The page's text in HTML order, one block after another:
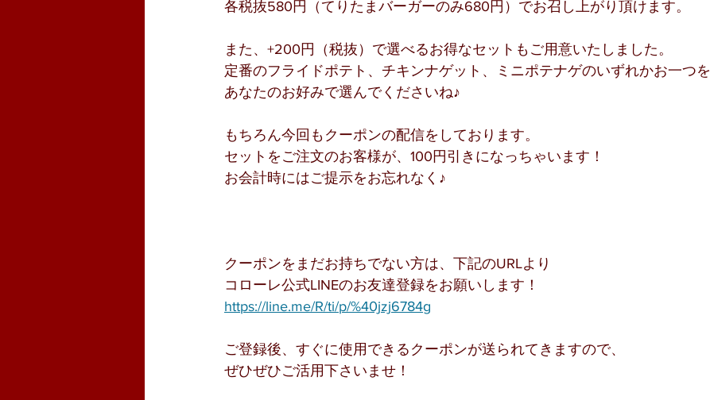
各税抜580円（てりたまバーガーのみ680円）でお召し上がり頂けます。
また、+200円（税抜）で選べるお得なセットもご用意いたしました。
定番のフライドポテト、チキンナゲット、ミニポテナゲのいずれかお一つを
あなたのお好みで選んでくださいね♪
もちろん今回もクーポンの配信をしております。
セットをご注文のお客様が、100円引きになっちゃいます！
お会計時にはご提示をお忘れなく♪
クーポンをまだお持ちでない方は、下記のURLより
コローレ公式LINEのお友達登録をお願いします！
https://line.me/R/ti/p/%40jzj6784g
ご登録後、すぐに使用できるクーポンが送られてきますので、
ぜひぜひご活用下さいませ！